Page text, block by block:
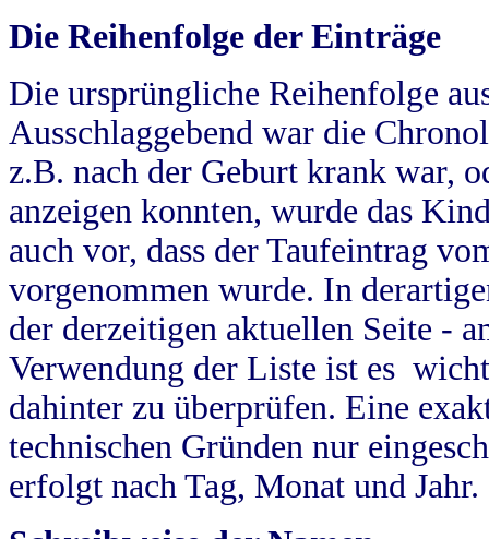
Die Reihenfolge der Einträge
Die ursprüngliche Reihenfolge
Ausschlaggebend war die
z.B. nach der Geburt krank war,
anzeigen konnten, wurde das
auch vor, dass der Taufeintrag
vorgenommen wurde. In
der derzeitigen aktuellen Seite -
Verwendung der Liste ist es
dahinter zu überprüfen. Eine
technischen Gründen nur
erfolgt nach Tag, Monat und Jahr.